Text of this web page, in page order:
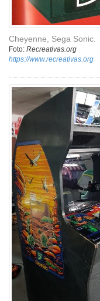
Cheyenne, Sega Sonic.
Foto: Recreativas.org
https://www.recreativas.org